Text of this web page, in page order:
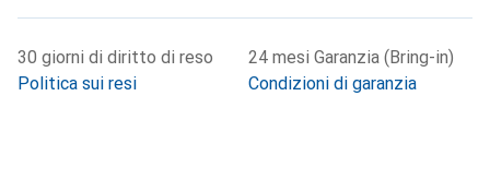
30 giorni di diritto di reso
Politica sui resi
24 mesi Garanzia (Bring-in)
Condizioni di garanzia